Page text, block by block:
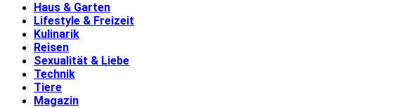
Haus & Garten
Lifestyle & Freizeit
Kulinarik
Reisen
Sexualität & Liebe
Technik
Tiere
Magazin